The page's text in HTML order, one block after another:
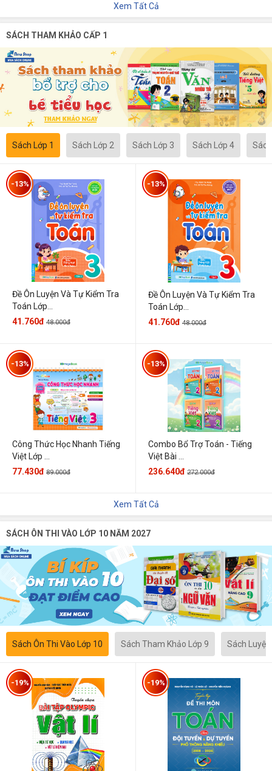
Xem Tất Cả
SÁCH THAM KHẢO CẤP 1
Sách Lớp 1 Sách Lớp 2 Sách Lớp 3 Sách Lớp 4
Đề Ôn Luyện Và Tự Kiểm Tra
Toán Lớp...
-13%
41.760đ 48.000đ
Đề Ôn Luyện Và Tự Kiểm Tra
Toán Lớp...
-13%
41.760đ 48.000đ
Công Thức Học Nhanh Tiếng
Việt Lớp ...
-13%
77.430đ 89.000đ
Combo Bổ Trợ Toán - Tiếng
Việt Bài ...
-13%
236.640đ 272.000đ
Xem Tất Cả
SÁCH ÔN THI VÀO LỚP 10 NĂM 2027
Sách Ôn Thi Vào Lớp 10 Sách Tham Khảo Lớp 9 Sách
-19% -19%